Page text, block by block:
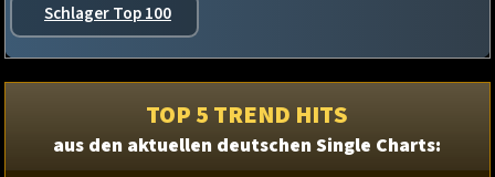
Schlager Top 100
TOP 5 TREND HITS
aus den aktuellen deutschen Single Charts: